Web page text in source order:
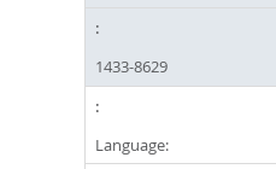
1433-8629
Language: